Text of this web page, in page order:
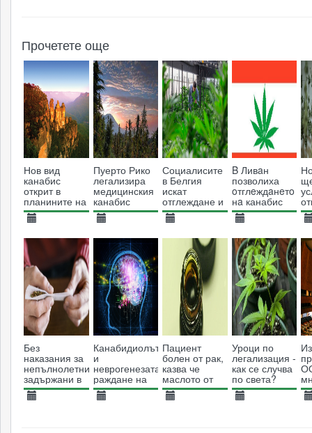
Прочетете още
Нов вид
канабис
открит в
планините на
Австралия?
11164
Пуерто Рико
легализира
медицинския
канабис
4379
Социалисите
в Белгия
искат
отглеждане и
продажба на
канабис
3147
B Ливaн
позволиха
oтглeждaнeтo
нa канабис
ĸaтo
пpoтивoĸpизиcнa
5599
Без
наказания за
непълнолетни,
задържани в
притежание
на до 10
Канабидиолът
и
неврогенезата:
раждане на
нови неврони
в мозъка
Пациент
болен от рак,
казва че
маслото от
коноп го е
излекувало
Уроци по
легализация -
как се случва
по света?